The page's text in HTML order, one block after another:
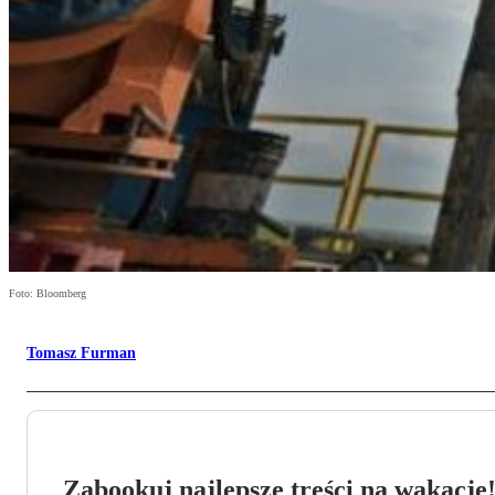
Foto: Bloomberg
Tomasz Furman